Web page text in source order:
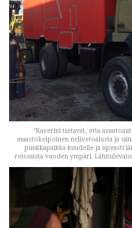
“Kaverini tietavat, etta
maastokelpoinen nelivetoalusta ja
punkkapaikka kuudelle ja upeasti
reissuista vuoden ympäri.